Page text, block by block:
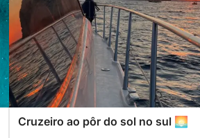
Cruzeiro ao pôr do sol no sul 🌅